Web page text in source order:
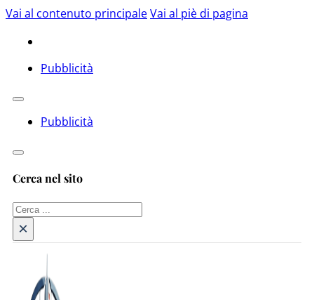
Vai al contenuto principaleVai al piè di pagina
Pubblicità
Pubblicità
Cerca nel sito
Cerca
×